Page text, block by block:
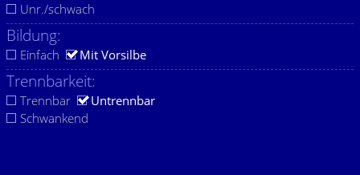
Unr./schwach
Bildung:
Einfach Mit Vorsilbe
Trennbarkeit:
Trennbar
Untrennbar
Schwankend